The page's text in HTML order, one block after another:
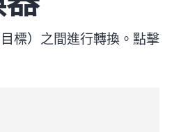
標）之間進行轉換。點擊